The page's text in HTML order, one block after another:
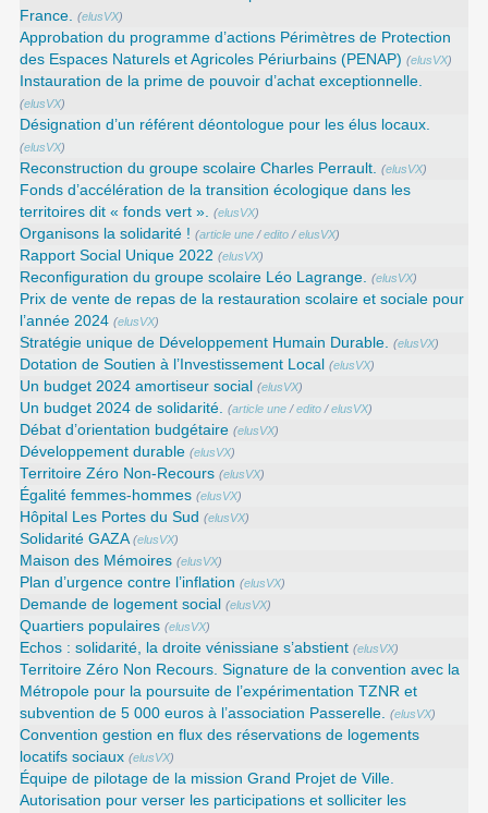
France. (elusVX)
Approbation du programme d’actions Périmètres de Protection
des Espaces Naturels et Agricoles Périurbains (PENAP) (elusVX)
Instauration de la prime de pouvoir d’achat exceptionnelle.
(elusVX)
Désignation d’un référent déontologue pour les élus locaux.
(elusVX)
Reconstruction du groupe scolaire Charles Perrault. (elusVX)
Fonds d’accélération de la transition écologique dans les
territoires dit « fonds vert ». (elusVX)
Organisons la solidarité ! (article une /edito /elusVX)
Rapport Social Unique 2022 (elusVX)
Reconfiguration du groupe scolaire Léo Lagrange. (elusVX)
Prix de vente de repas de la restauration scolaire et sociale pour
l’année 2024 (elusVX)
Stratégie unique de Développement Humain Durable. (elusVX)
Dotation de Soutien à l’Investissement Local (elusVX)
Un budget 2024 amortiseur social (elusVX)
Un budget 2024 de solidarité. (article une /edito /elusVX)
Débat d’orientation budgétaire (elusVX)
Développement durable (elusVX)
Territoire Zéro Non-Recours (elusVX)
Égalité femmes-hommes (elusVX)
Hôpital Les Portes du Sud (elusVX)
Solidarité GAZA (elusVX)
Maison des Mémoires (elusVX)
Plan d’urgence contre l’inflation (elusVX)
Demande de logement social (elusVX)
Quartiers populaires (elusVX)
Echos : solidarité, la droite vénissiane s’abstient (elusVX)
Territoire Zéro Non Recours. Signature de la convention avec la
Métropole pour la poursuite de l’expérimentation TZNR et
subvention de 5 000 euros à l’association Passerelle. (elusVX)
Convention gestion en flux des réservations de logements
locatifs sociaux (elusVX)
Équipe de pilotage de la mission Grand Projet de Ville.
Autorisation pour verser les participations et solliciter les